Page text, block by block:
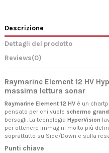
Descrizione
Dettagli del prodotto
Reviews(0)
Raymarine Element 12 HV
massima lettura sonar
Raymarine Element 12 HV è un
pensato per chi vuole schermo
bersagli. La tecnologia HyperVision
per ottenere immagini molto più
soprattutto su Side/Down e sulla resa
Punti chiave